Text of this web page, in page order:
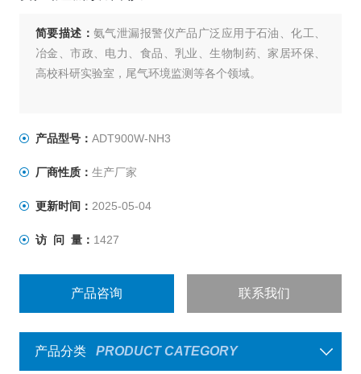
简要描述：氨气泄漏报警仪产品广泛应用于石油、化工、
冶金、市政、电力、食品、乳业、生物制药、家居环保、
高校科研实验室，尾气环境监测等各个领域。
产品型号： ADT900W-NH3
厂商性质： 生产厂家
更新时间： 2025-05-04
访 问 量： 1427
产品咨询 联系我们
产品分类 PRODUCT CATEGORY